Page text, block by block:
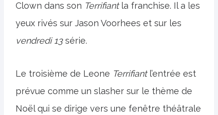
Clown dans son Terrifiantla franchise. Il a les
yeux rivés sur Jason Voorhees et sur les
vendredi 13série.
Le troisième de Leone Terrifiantl’entrée est
prévue comme un slasher sur le thème de
Noël qui se dirige vers une fenêtre théâtrale